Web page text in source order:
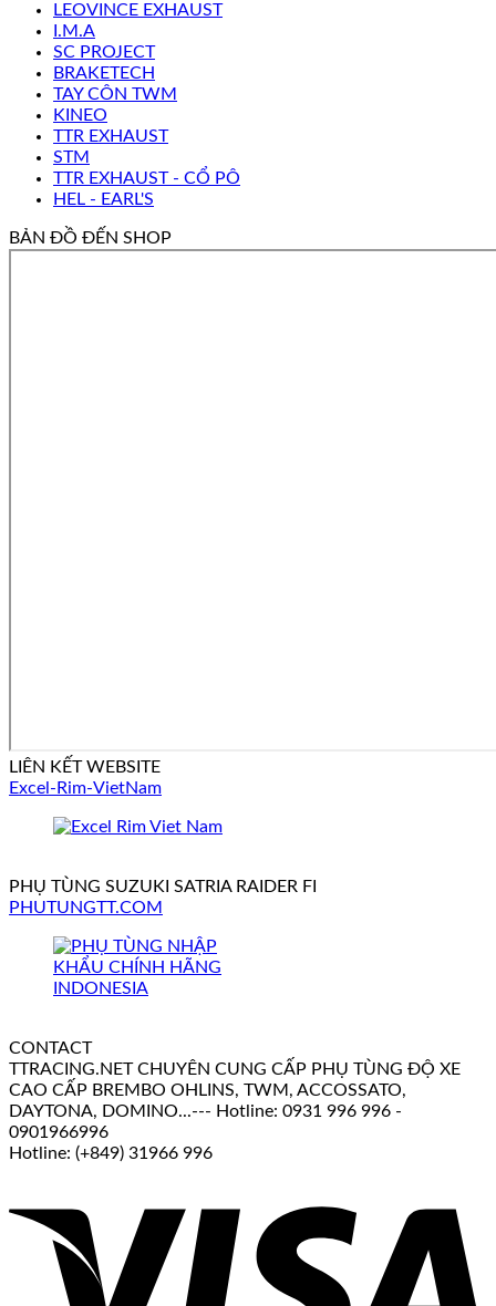
LEOVINCE EXHAUST
I.M.A
SC PROJECT
BRAKETECH
TAY CÔN TWM
KINEO
TTR EXHAUST
STM
TTR EXHAUST - CỔ PÔ
HEL - EARL'S
BẢN ĐỒ ĐẾN SHOP
LIÊN KẾT WEBSITE
Excel-Rim-VietNam
PHỤ TÙNG SUZUKI SATRIA RAIDER FI
PHUTUNGTT.COM
CONTACT
TTRACING.NET CHUYÊN CUNG CẤP PHỤ TÙNG ĐỘ XE
CAO CẤP BREMBO OHLINS, TWM, ACCOSSATO,
DAYTONA, DOMINO...--- Hotline: 0931 996 996 -
0901966996
Hotline: (+849) 31966 996